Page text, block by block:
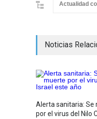
Actualidad
Noticias
Alerta sanitaria: Se
por el virus del Nilo